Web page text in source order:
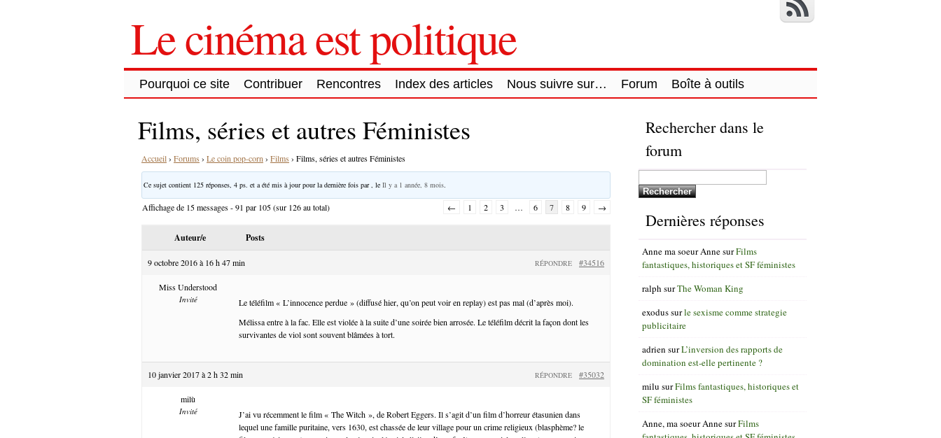
Le cinéma est politique
Pourquoi ce site Contribuer Rencontres Index des articles Nous suivre sur… Forum Boîte à outils
Films, séries et autres Féministes
Accueil› Forums › Le coin pop-corn › Films › Films, séries et autres Féministes
Ce sujet contient 125 réponses, 4 ps. et a été mis à jour pour la dernière fois par , le Il y a 1 année, 8 mois
Affichage de 15 messages - 91 par 105 (sur 126 au total) ← 1 2 3 … 6 7 8 9 →
Auteur/e Posts
9 octobre 2016 à 16 h 47 min #34516
RÉPONDRE
Miss Understood
Invité
Le téléfilm « L’innocence perdue » (diffusé hier, qu’on peut voir en replay) est pas mal (d’après moi).
Mélissa entre à la fac. Elle est violée à la suite d’une soirée bien arrosée. Le téléfilm décrit la façon dont les
survivantes de viol sont souvent blâmées à tort.
10 janvier 2017 à 2 h 32 min #35032
RÉPONDRE
milù
Invité
J’ai vu récemment le film « The Witch », de Robert Eggers. Il s’agit d’un film d’horreur étasunien dans
lequel une famille puritaine, vers 1630, est chassée de leur village pour un crime religieux (blasphème? le
Rechercher dans le
forum
Dernières réponses
Anne ma soeur AnnesurFilms
fantastiques, historiques et SF féministes
ralph surThe Woman King
exodussurle sexisme comme strategie
publicitaire
adrien surL’inversion des rapports de
domination est-elle pertinente ?
milu surFilms fantastiques, historiques et
SF féministes
Anne, ma soeur AnnesurFilms